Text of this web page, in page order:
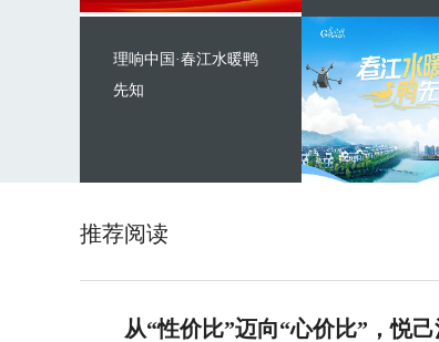
理响中国·春江水暖鸭
先知
推荐阅读
从“性价比”迈向“心价比”，悦